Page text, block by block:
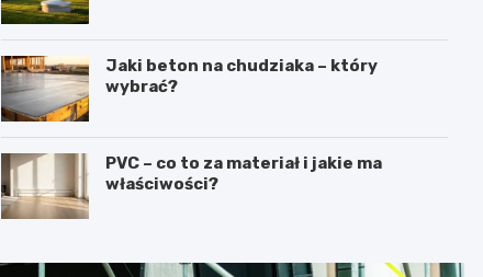
Jaki beton na chudziaka – który
wybrać?
PVC – co to za materiał i jakie ma
właściwości?